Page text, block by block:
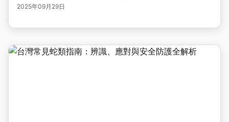
2025年09月29日